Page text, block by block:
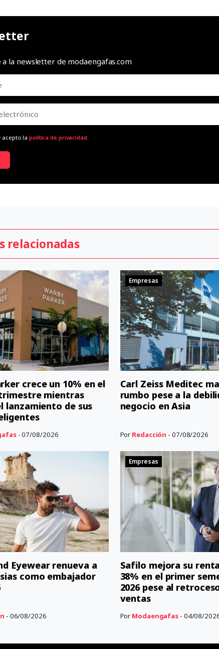
a la newsletter de modaengafas.com
acepto lapolítica de privacidad.
relacionadas
crece un 10% en el
mientras
lanzamiento de sus
- 07/08/2026
Empresas
Carl Zeiss Meditec
rumbo pese a la
negocio en Asia
Por Redacción - 07/08/2026
Eyewear renueva a
como embajador
- 06/08/2026
Empresas
Safilo mejora su
38% en el primer
2026 pese al
ventas
Por Modaengafas - 04/08/